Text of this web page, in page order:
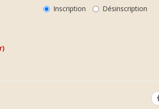
Inscription Désinscription